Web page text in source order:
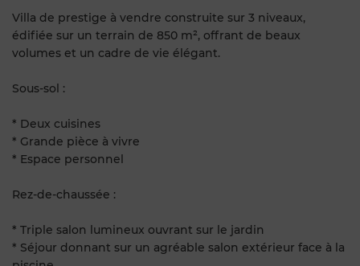
Villa de prestige à vendre construite sur 3 niveaux,
édifiée sur un terrain de 850 m², offrant de beaux
volumes et un cadre de vie élégant.
Sous-sol :
* Deux cuisines
* Grande pièce à vivre
* Espace personnel
Rez-de-chaussée :
* Triple salon lumineux ouvrant sur le jardin
* Séjour donnant sur un agréable salon extérieur face à la